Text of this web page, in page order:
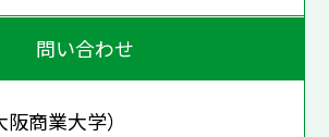
問い合わせ
商業大学）